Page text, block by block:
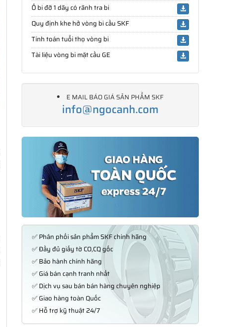
Ổ bi đỡ 1 dãy có rãnh tra bi
Quy định khe hở vòng bi cầu SKF
Tính toán tuổi thọ vòng bi
Tài liệu vòng bi mặt cầu GE
E MAIL BÁO GIÁ SẢN PHẨM SKF
info@ngocanh.com
✅ Phân phối sản phẩm SKF chính hãng
✅ Đầy đủ giấy tờ CO,CQ gốc
✅ Bảo hành chính hãng
✅ Giá bán cạnh tranh nhất
✅ Dịch vụ sau bán bán hàng chuyên nghiệp
✅ Giao hàng toàn Quốc
✅ Hỗ trợ kỹ thuật 24/7